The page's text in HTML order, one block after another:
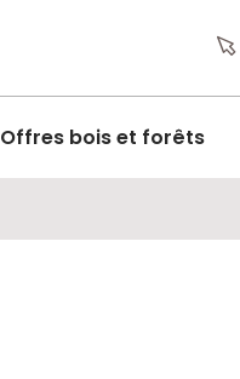
Offres bois et forêts